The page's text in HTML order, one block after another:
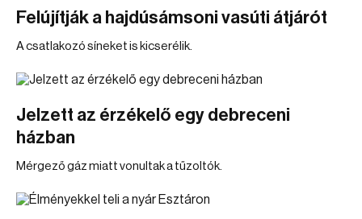
Felújítják a hajdúsámsoni vasúti átjárót
A csatlakozó síneket is kicserélik.
Jelzett az érzékelő egy debreceni
házban
Mérgező gáz miatt vonultak a tűzoltók.